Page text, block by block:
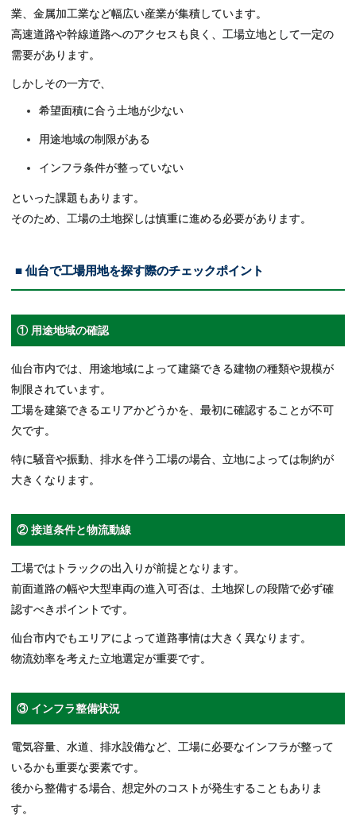
業、金属加工業など幅広い産業が集積しています。
高速道路や幹線道路へのアクセスも良く、工場立地として一定の
需要があります。
しかしその一方で、
希望面積に合う土地が少ない
用途地域の制限がある
インフラ条件が整っていない
といった課題もあります。
そのため、工場の土地探しは慎重に進める必要があります。
■ 仙台で工場用地を探す際のチェックポイント
① 用途地域の確認
仙台市内では、用途地域によって建築できる建物の種類や規模が
制限されています。
工場を建築できるエリアかどうかを、最初に確認することが不可
欠です。
特に騒音や振動、排水を伴う工場の場合、立地によっては制約が
大きくなります。
② 接道条件と物流動線
工場ではトラックの出入りが前提となります。
前面道路の幅や大型車両の進入可否は、土地探しの段階で必ず確
認すべきポイントです。
仙台市内でもエリアによって道路事情は大きく異なります。
物流効率を考えた立地選定が重要です。
③ インフラ整備状況
電気容量、水道、排水設備など、工場に必要なインフラが整って
いるかも重要な要素です。
後から整備する場合、想定外のコストが発生することもありま
す。